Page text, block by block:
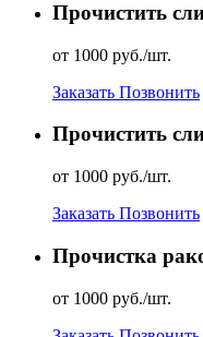
Прочистить
от 1000 руб./шт.
Заказать Позвонить
Прочистить
от 1000 руб./шт.
Заказать Позвонить
Прочистка
от 1000 руб./шт.